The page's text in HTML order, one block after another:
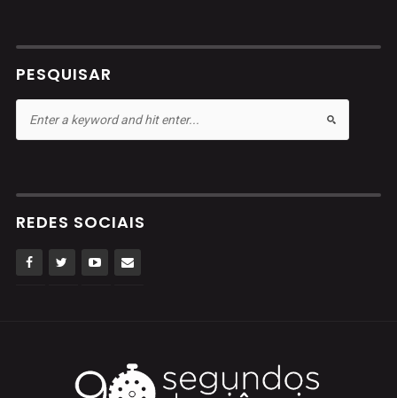
PESQUISAR
REDES SOCIAIS